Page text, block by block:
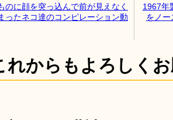
のに顔を突っ込んで前が見えなく
ったネコ達のコンピレーション動
1967年
をノ
れからもよろしく